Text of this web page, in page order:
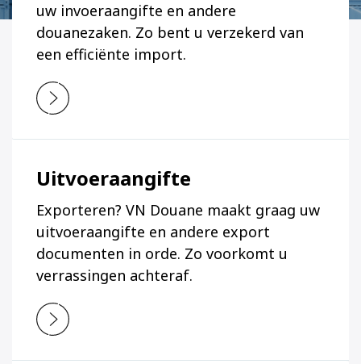
uw invoeraangifte en andere
douanezaken. Zo bent u verzekerd van
een efficiënte import.
Uitvoeraangifte
Exporteren? VN Douane maakt graag uw
uitvoeraangifte en andere export
documenten in orde. Zo voorkomt u
verrassingen achteraf.